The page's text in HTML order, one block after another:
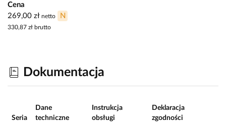
Cena
269,00 zł netto N
330,87 zł brutto
Dokumentacja
Seria
Dane
techniczne
Instrukcja
obsługi
Deklaracja
zgodności